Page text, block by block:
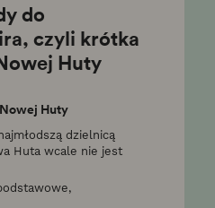
do
czyli krótka
Huty
Huty
dzielnicą
Huta wcale nie jest